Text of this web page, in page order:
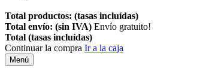
Total productos: (tasas incluídas)
Total envío: (sin IVA) Envío gratuito!
Total (tasas incluídas)
Continuar la compra Ir a la caja
Menú